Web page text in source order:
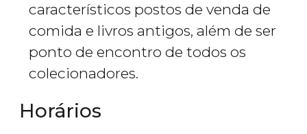
característicos postos de venda de
comida e livros antigos, além de ser
ponto de encontro de todos os
colecionadores.
Horários